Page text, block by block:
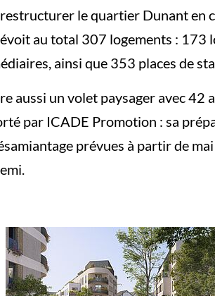
le quartier Dunant en
au total 307 logements : 173
ainsi que 353 places de
aussi un volet paysager avec 42
par ICADE Promotion : sa
prévues à partir de